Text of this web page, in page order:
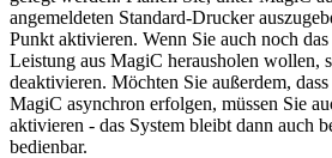
angemeldeten Standard-Drucker
Punkt aktivieren. Wenn Sie auch noch
Leistung aus MagiC herausholen wollen,
deaktivieren. Möchten Sie außerdem,
MagiC asynchron erfolgen, müssen Sie
aktivieren - das System bleibt dann auch
bedienbar.